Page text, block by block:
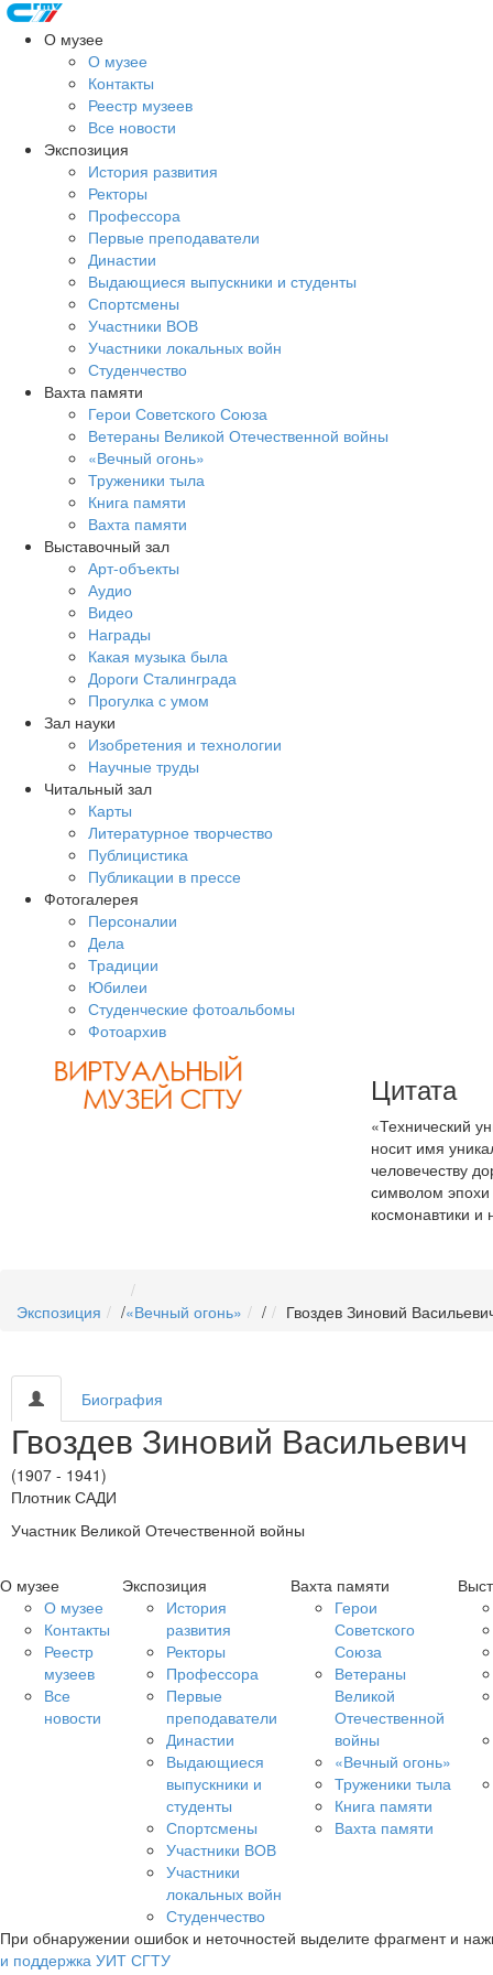
О музее
О музее
Контакты
Реестр музеев
Все новости
Экспозиция
История развития
Ректоры
Профессора
Первые преподаватели
Династии
Выдающиеся выпускники и студенты
Спортсмены
Участники ВОВ
Участники локальных войн
Студенчество
Вахта памяти
Герои Советского Союза
Ветераны Великой Отечественной войны
«Вечный огонь»
Труженики тыла
Книга памяти
Вахта памяти
Выставочный зал
Арт-объекты
Аудио
Видео
Награды
Какая музыка была
Дороги Сталинграда
Прогулка с умом
Зал науки
Изобретения и технологии
Научные труды
Читальный зал
Карты
Литературное творчество
Публицистика
Публикации в прессе
Фотогалерея
Персоналии
Дела
Традиции
Юбилеи
Студенческие фотоальбомы
Фотоархив
Цитата
«Технический
носит имя
человечеству
символом эпохи
космонавтики и
Экспозиция /«Вечный огонь» / Гвоздев Зиновий
Биография
Гвоздев Зиновий Васильевич
(1907 - 1941)
Плотник САДИ
Участник Великой Отечественной войны
О музее
О музее
Контакты
Реестр
музеев
Все
новости
Экспозиция
История
развития
Ректоры
Профессора
Первые
преподаватели
Династии
Выдающиеся
выпускники и
студенты
Спортсмены
Участники ВОВ
Участники
локальных войн
Студенчество
Вахта памяти
Герои
Советского
Союза
Ветераны
Великой
Отечественной
войны
«Вечный огонь»
Труженики тыла
Книга памяти
Вахта памяти
При обнаружении ошибок и неточностей выделите фрагмент и
и поддержка УИТ СГТУ